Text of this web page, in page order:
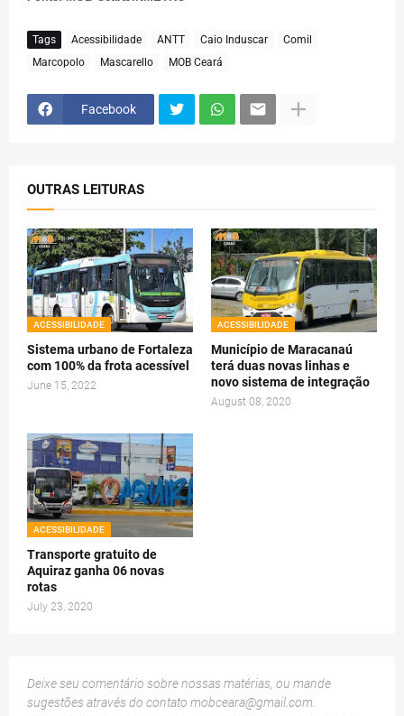
Tags Acessibilidade ANTT Caio Induscar
Comil
Marcopolo
Mascarello MOB Ceará
Facebook
OUTRAS LEITURAS
ACESSIBILIDADE
Sistema urbano de Fortaleza
com 100% da frota acessível
June 15, 2022
ACESSIBILIDADE
Município de Maracanaú
terá duas novas linhas e
novo sistema de integração
August 08, 2020
ACESSIBILIDADE
Transporte gratuito de
Aquiraz ganha 06 novas
rotas
July 23, 2020
Deixe seu comentário sobre nossas matérias, ou mande
sugestões através do contato mobceara@gmail.com.